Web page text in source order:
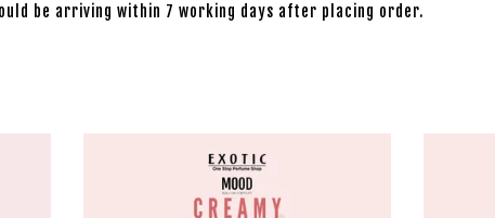
be arriving within 7 working days after placing order.